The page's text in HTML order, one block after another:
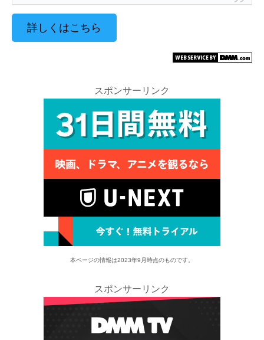
詳しくはこちら
スポンサーリンク
本ページの情報は2023年9月時点のものです。
スポンサーリンク